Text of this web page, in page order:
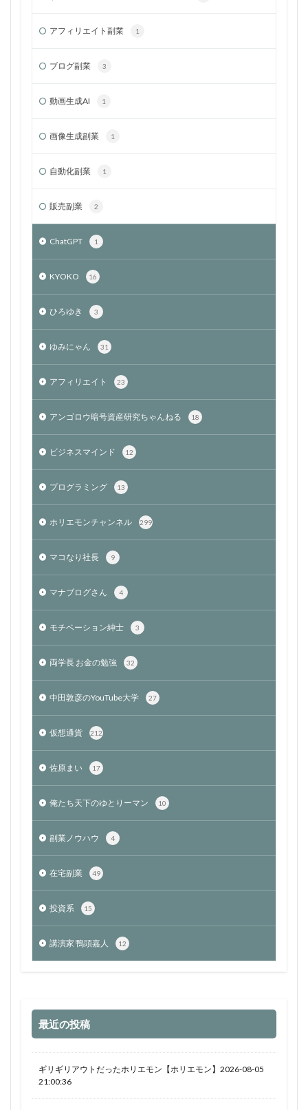
アフィリエイト副業 1
ブログ副業 3
動画生成AI 1
画像生成副業 1
自動化副業 1
販売副業 2
ChatGPT 1
KYOKO 16
ひろゆき 3
ゆみにゃん 31
アフィリエイト 23
アンゴロウ暗号資産研究ちゃんねる 18
ビジネスマインド 12
プログラミング 13
ホリエモンチャンネル 299
マコなり社長 9
マナブログさん 4
モチベーション紳士 3
両学長 お金の勉強 32
中田敦彦のYouTube大学 27
仮想通貨 212
佐原まい 17
俺たち天下のゆとりーマン 10
副業ノウハウ 4
在宅副業 49
投資系 15
講演家 鴨頭嘉人 12
最近の投稿
ギリギリアウトだったホリエモン【ホリエモン】2026-08-05
21:00:36